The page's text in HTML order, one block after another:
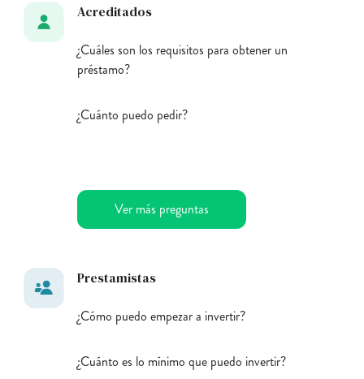
Acreditados
¿Cuáles son los requisitos para obtener un
préstamo?
¿Cuánto puedo pedir?
Ver más preguntas
Prestamistas
¿Cómo puedo empezar a invertir?
¿Cuánto es lo mínimo que puedo invertir?